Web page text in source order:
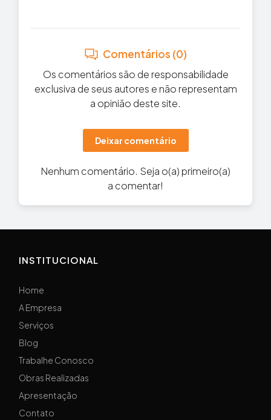
Comentários (0)
Os comentários são de responsabilidade
exclusiva de seus autores e não representam
a opinião deste site.
Deixar comentário
Nenhum comentário. Seja o(a) primeiro(a)
a comentar!
INSTITUCIONAL
Home
A Empresa
Serviços
Blog
Trabalhe Conosco
Obras Realizadas
Apresentação
Contato